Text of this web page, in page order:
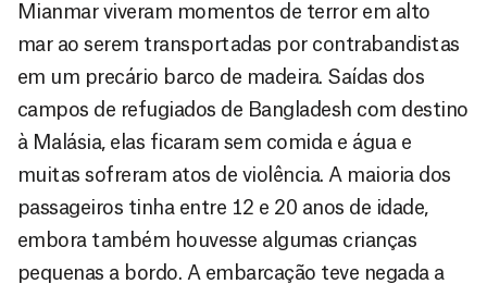
Mianmar viveram momentos de terror em alto
mar ao serem transportadas por contrabandistas
em um precário barco de madeira. Saídas dos
campos de refugiados de Bangladesh com destino
à Malásia, elas ficaram sem comida e água e
muitas sofreram atos de violência. A maioria dos
passageiros tinha entre 12 e 20 anos de idade,
embora também houvesse algumas crianças
pequenas a bordo. A embarcação teve negada a